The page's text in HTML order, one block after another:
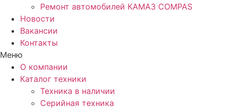
Ремонт автомобилей КАМАЗ COMPAS
Новости
Вакансии
Контакты
Меню
О компании
Каталог техники
Техника в наличии
Серийная техника